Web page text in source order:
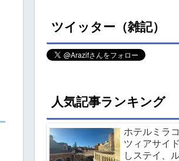
ツイッター（雑記）
人気記事ランキング
ホテルミラ
ツィアサイ
しステイ、